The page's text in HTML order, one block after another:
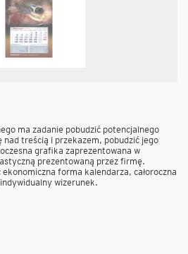
ma zadanie pobudzić potencjalnego
nad treścią i przekazem, pobudzić jego
grafika zaprezentowana w
prezentowaną przez firmę.
forma kalendarza, całoroczna
wizerunek.